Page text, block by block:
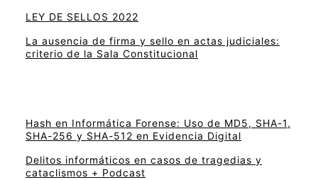
LEY DE SELLOS 2022
La ausencia de firma y sello en actas judiciales:
criterio de la Sala Constitucional
Hash en Informática Forense: Uso de MD5, SHA-1,
SHA-256 y SHA-512 en Evidencia Digital
Delitos informáticos en casos de tragedias y
cataclismos + Podcast